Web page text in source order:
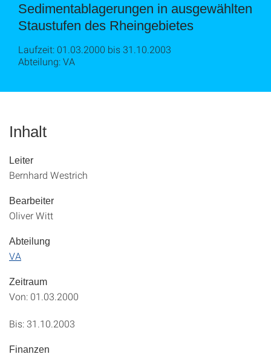
Sedimentablagerungen in ausgewählten
Staustufen des Rheingebietes
Laufzeit: 01.03.2000 bis 31.10.2003
Abteilung: VA
Inhalt
Leiter
Bernhard Westrich
Bearbeiter
Oliver Witt
Abteilung
VA
Zeitraum
Von: 01.03.2000
Bis: 31.10.2003
Finanzen